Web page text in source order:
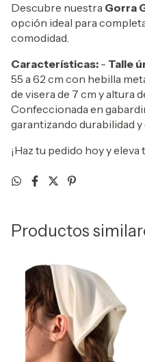
Descubre nuestra Gorra
opción ideal para
comodidad.
Características: - Talle
55 a 62 cm con hebilla
de visera de 7 cm y altura
Confeccionada en
garantizando durabilidad
¡Haz tu pedido hoy y eleva
Productos